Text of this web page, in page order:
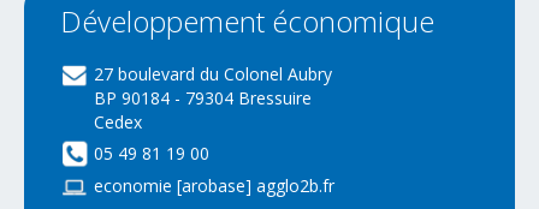
Développement économique
27 boulevard du Colonel Aubry
BP 90184 - 79304 Bressuire
Cedex
05 49 81 19 00
economie [arobase] agglo2b.fr